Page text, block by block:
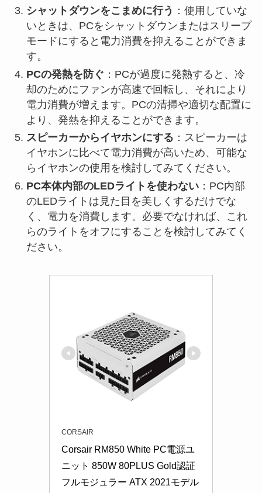
シャットダウンをこまめに行う ：使用していな
いときは、PCをシャットダウンまたはスリープ
モードにすると電力消費を抑えることができま
す。
PCの発熱を防ぐ ：PCが過度に発熱すると、冷
却のためにファンが高速で回転し、それにより
電力消費が増えます。PCの清掃や適切な配置に
より、発熱を抑えることができます。
スピーカーからイヤホンにする ：スピーカーは
イヤホンに比べて電力消費が高いため、可能な
らイヤホンの使用を検討してみてください。
PC本体内部のLEDライトを使わない：PC内部
のLEDライトは見た目を美しくするだけでな
く、電力を消費します。必要でなければ、これ
らのライトをオフにすることを検討してみてく
ださい。
CORSAIR
Corsair RM850 White PC電源ユ
ニット 850W 80PLUS Gold認証
フルモジュラー ATX 2021モデル